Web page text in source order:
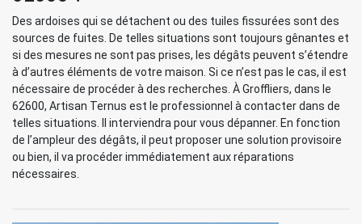
Des ardoises qui se détachent ou des tuiles fissurées sont des
sources de fuites. De telles situations sont toujours gênantes et
si des mesures ne sont pas prises, les dégâts peuvent s’étendre
à d’autres éléments de votre maison. Si ce n’est pas le cas, il est
nécessaire de procéder à des recherches. À Groffliers, dans le
62600, Artisan Ternus est le professionnel à contacter dans de
telles situations. Il interviendra pour vous dépanner. En fonction
de l’ampleur des dégâts, il peut proposer une solution provisoire
ou bien, il va procéder immédiatement aux réparations
nécessaires.